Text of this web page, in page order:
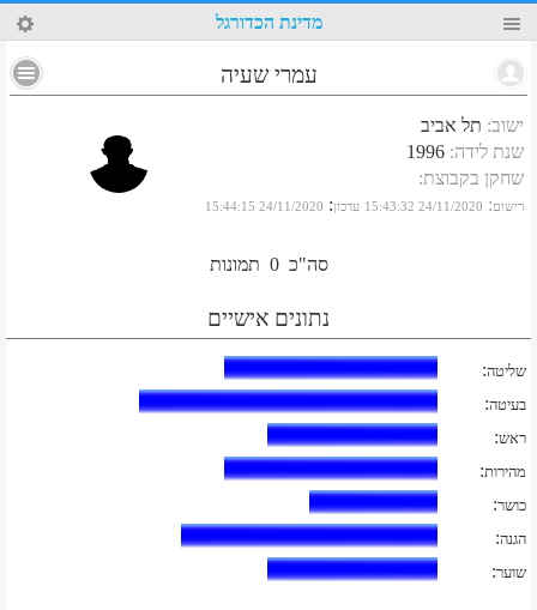
3 מדינת הכדורגל
עמרי שעיה
ישוב: תל אביב
שנת לידה:
1996
שחקן בקבוצת:
רישום:
24/11/2020 15:43:32 עדכון:
24/11/2020 15:44:15
סה"כ 0 תמונות
נתונים אישיים
שליטה:
בעיטה:
ראש:
מהירות:
כושר:
הגנה:
שוער: